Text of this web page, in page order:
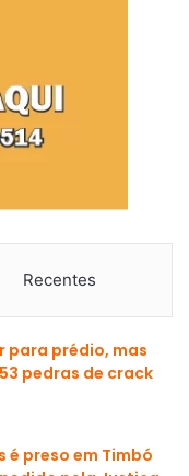
Recentes
para prédio, mas
pedras de crack
é preso em Timbó